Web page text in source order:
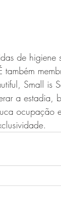
de higiene
Small is
a estadia,
ocupação